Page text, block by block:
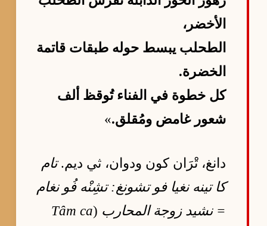
الأخضر،
الطحلب يبسط حوله طبقات قاتمة
الخضرة.
كل خطوة في الفناء تُوقظ ألف
شعور غامض ومُقلق.»
دانغ، تْرَان كون ودوان، ثي ديم.تام
كا تينه نغيا فو تشونغ: تشِنْه فُو نغام
= نشيد زوجة المحارب (
Tâm ca